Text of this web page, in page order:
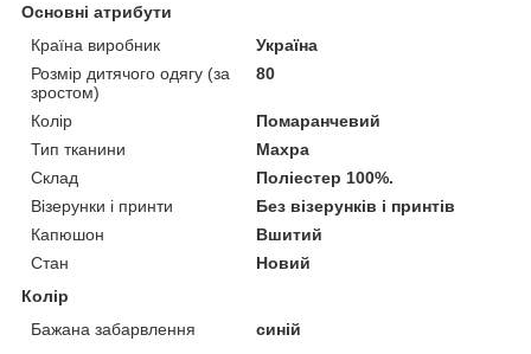
Основні атрибути
Країна виробник
Україна
Розмір дитячого одягу (за
зростом)
80
Колір
Помаранчевий
Тип тканини
Махра
Склад
Поліестер 100%.
Візерунки і принти
Без візерунків і принтів
Капюшон
Вшитий
Стан
Новий
Колір
Бажана забарвлення
синій